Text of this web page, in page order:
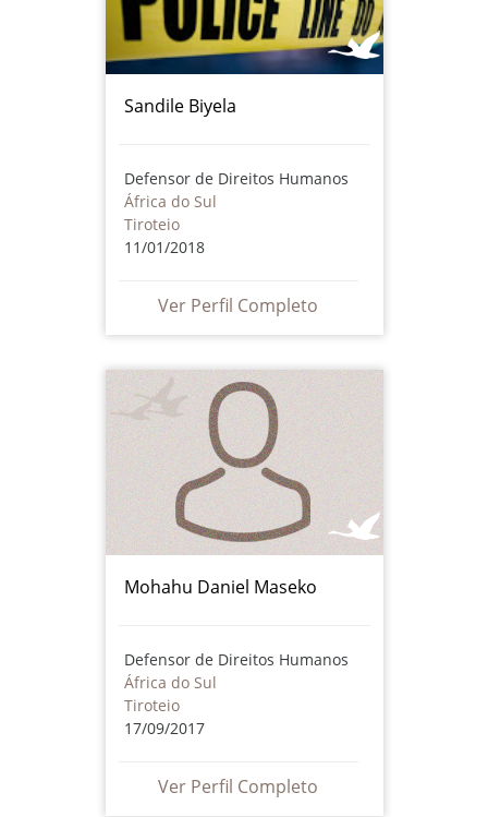
Sandile Biyela
Defensor de Direitos Humanos
África do Sul
Tiroteio
11/01/2018
Ver Perfil Completo
Mohahu Daniel Maseko
Defensor de Direitos Humanos
África do Sul
Tiroteio
17/09/2017
Ver Perfil Completo